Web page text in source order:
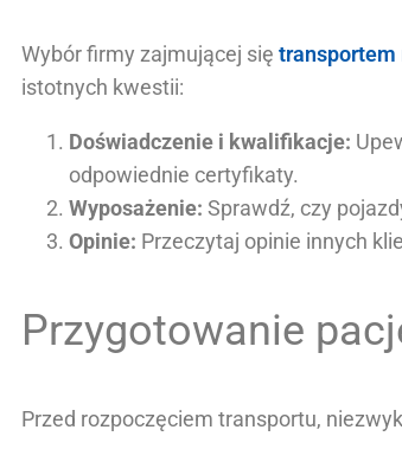
Wybór firmy zajmującej się transportem
istotnych kwestii:
Doświadczenie i kwalifikacje:
odpowiednie certyfikaty.
Wyposażenie: Sprawdź, czy
Opinie: Przeczytaj opinie innych
Przygotowanie
Przed rozpoczęciem transportu,